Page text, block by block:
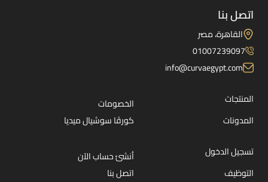
اتصل بنا
القاهرة، مصر
01007239097
info@curvaegypt.com
المنتجات
الخصومات
المدونات
كورڤا سوشيال ميديا
تسجيل الدخول
أنشئ حساب الآن
التوظيف
اتصل بنا